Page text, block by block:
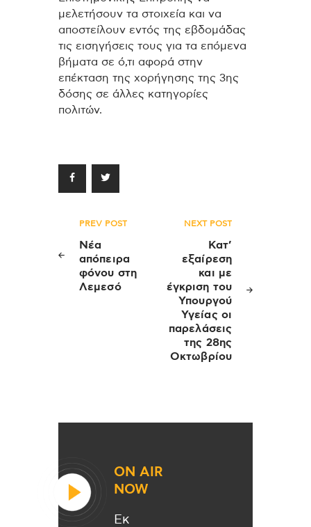
μελετήσουν τα στοιχεία και να
αποστείλουν εντός της εβδομάδας
τις εισηγήσεις τους για τα επόμενα
βήματα σε ό,τι αφορά στην
επέκταση της χορήγησης της 3ης
δόσης σε άλλες κατηγορίες
πολιτών.
Πλοήγηση
άρθρων
PREV POST
Νέα
απόπειρα
φόνου στη
Λεμεσό
NEXT POST
Κατ’
εξαίρεση
και με
έγκριση του
Υπουργού
Υγείας οι
παρελάσεις
της 28ης
Οκτωβρίου
ON AIR
NOW
Εκ